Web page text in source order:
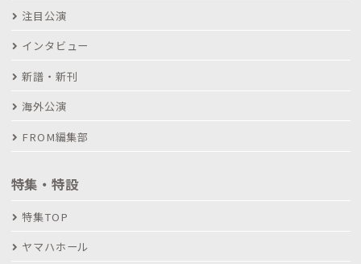
注目公演
インタビュー
新譜・新刊
海外公演
FROM編集部
特集・特設
特集TOP
ヤマハホール